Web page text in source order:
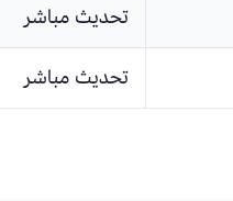
تحديث مباشر
تحديث مباشر